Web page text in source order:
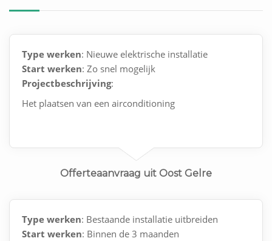
Type werken: Nieuwe elektrische installatie
Start werken: Zo snel mogelijk
Projectbeschrijving:
Het plaatsen van een airconditioning
Offerteaanvraag uit Oost Gelre
Type werken: Bestaande installatie uitbreiden
Start werken: Binnen de 3 maanden